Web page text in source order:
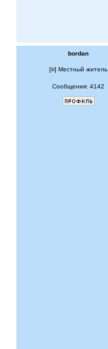
bordan
[ ] Местный житель
Сообщения: 4142